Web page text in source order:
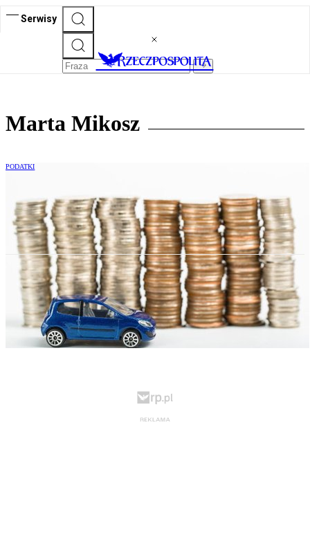
Serwisy
Marta Mikosz
PODATKI
Najem samochodu za granicą z
podatkiem u źródła